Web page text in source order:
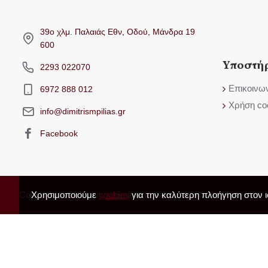
39ο χλμ. Παλαιάς Εθν, Οδού, Μάνδρα 19
600
2293 022070
6972 888 012
info@dimitrismpilias.gr
Facebook
Χρήση
Copyright © 2019, www.dimitrismpilias.gr, All Rights Reserved
Χρησιμοποιούμε cookies για την καλύτερη πλοήγηση στον